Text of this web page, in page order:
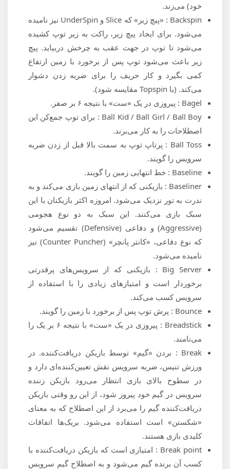
خود) می‌زند.
Backspin : «پیچ زیر» که Slice و UnderSpin نیز نامیده
می‌شود. برای ایجاد پیچ زیر، راکت به زیر توپ کشیده
می‌شود تا توپ در جهت عقب به چرخش دربیاید. پیچ
زیر باعث می‌شود توپ پس از برخورد با زمین ارتفاع
کمی بگیرد و کار حریف را برای ضربه زدن دشوار
می‌کند. (با Topspin مقایسه شود).
Bagel : پیروزی در یک «ست» با نتیجه ۶ بر صفر.
‌‌Ball Kid / Ball Girl / Ball Boy : برای توپ جمع‌کن این
اصطلاحات را به کار می‌برند.
Ball Toss : پرتاپ توپ به سمت بالا قبل از زدن ضربه
سرویس را گویند.
Baseline : خط انتهایی زمین را گویند.
Baseliner : بازیکنی که از انتهای زمین بازی می‌کند و به
ندرت به تور نزدیک می‌شود. امروزه اکثر بازیکنان با این
سبک بازی می‌کنند. این سبک به دو نوع هجومی
(Aggressive) و دفاعی (Defensive) تقسیم می‌شود
که نوع دفاعی، «کانتر پانچر» (Counter Puncher) نیز
نامیده می‌شود.
Big Server : بازیکنی که از سرویس‌های پرقدرتی
برخوردار است و امتیازهای زیادی را با استفاده از
سرویس کسب می‌کند.
Bounce : پرش توپ پس از برخورد با زمین را گویند.
Breadstick : پیروزی در یک «ست» با نتیجه ۶ بر یک را
می‌نامند.
Break : بردن «گیم» توسط بازیکن دریافت‌کننده. در
ورزش تنیس، ضربه سرویس نقش تعیین‌کننده‌ای دارد و
در سطوح بالای بازی انتظار می‌رود بازیکن زننده
سرویس در گیم خود پیروز شود، از این رو وقتی بازیکن
دریافت‌کننده گیم را می‌برد از این اصطلاح که به معنای
«شکستن» است استفاده می‌شود. بریک‌ها اتفاقات
کلیدی بازی هستند.
Break point : امتیازی است که بازیکن دریافت‌کننده با
کسب آن برنده گیم می‌شود و به اصطلاح گیم سرویس